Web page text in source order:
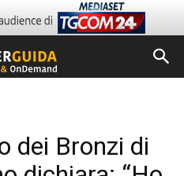
dei Bronzi di